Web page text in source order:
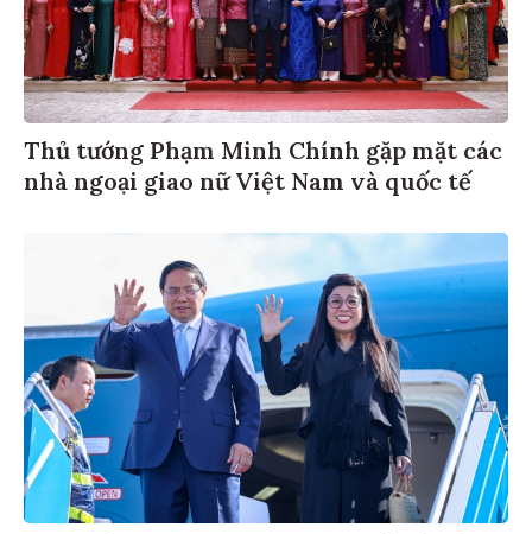
Thủ tướng Phạm Minh Chính gặp mặt các
nhà ngoại giao nữ Việt Nam và quốc tế